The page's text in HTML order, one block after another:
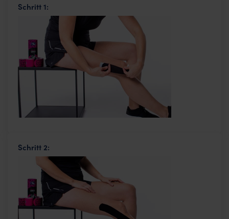
Schritt 1:
Schritt 2: